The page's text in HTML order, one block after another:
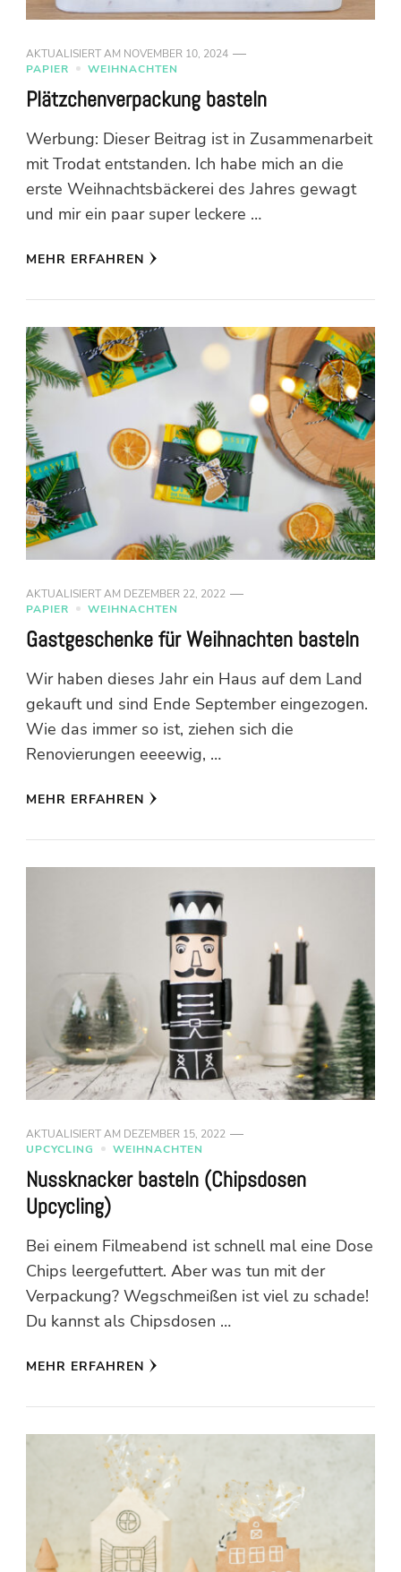
AKTUALISIERT AM NOVEMBER 10, 2024
PAPIER
WEIHNACHTEN
Plätzchenverpackung basteln
Werbung: Dieser Beitrag ist in Zusammenarbeit
mit Trodat entstanden. Ich habe mich an die
erste Weihnachtsbäckerei des Jahres gewagt
und mir ein paar super leckere …
MEHR ERFAHREN
AKTUALISIERT AM DEZEMBER 22, 2022
PAPIER
WEIHNACHTEN
Gastgeschenke für Weihnachten basteln
Wir haben dieses Jahr ein Haus auf dem Land
gekauft und sind Ende September eingezogen.
Wie das immer so ist, ziehen sich die
Renovierungen eeeewig, …
MEHR ERFAHREN
AKTUALISIERT AM DEZEMBER 15, 2022
UPCYCLING
WEIHNACHTEN
Nussknacker basteln (Chipsdosen
Upcycling)
Bei einem Filmeabend ist schnell mal eine Dose
Chips leergefuttert. Aber was tun mit der
Verpackung? Wegschmeißen ist viel zu schade!
Du kannst als Chipsdosen …
MEHR ERFAHREN